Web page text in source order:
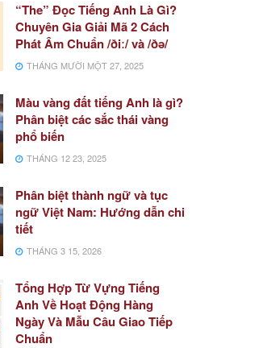
“The” Đọc Tiếng Anh Là Gì?
Chuyên Gia Giải Mã 2 Cách
Phát Âm Chuẩn /ðiː/ và /ðə/
THÁNG MƯỜI MỘT 27, 2025
Màu vàng đất tiếng Anh là gì?
Phân biệt các sắc thái vàng
phổ biến
THÁNG 12 23, 2025
Phân biệt thành ngữ và tục
ngữ Việt Nam: Hướng dẫn chi
tiết
THÁNG 3 15, 2026
Tổng Hợp Từ Vựng Tiếng
Anh Về Hoạt Động Hàng
Ngày Và Mẫu Câu Giao Tiếp
Chuẩn